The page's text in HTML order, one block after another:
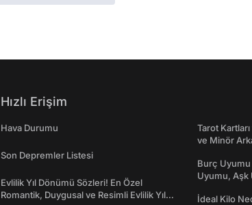
Hızlı Erişim
Hava Durumu
Son Depremler Listesi
Evlilik Yıl Dönümü Sözleri! En Özel
Romantik, Duygusal ve Resimli Evlilik Yıl
Tarot
ve Minör
Burç
Uyumu, Aşk
İdeal Kilo